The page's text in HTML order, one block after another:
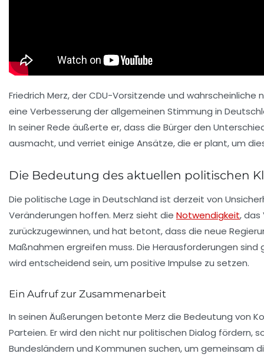
Friedrich Merz, der CDU-Vorsitzende und
eine Verbesserung der allgemeinen Stimmung in
In seiner Rede äußerte er, dass die Bürger den
ausmacht, und verriet einige Ansätze, die er plant, um
Die Bedeutung des aktuellen politischen
Die politische Lage in Deutschland ist derzeit von
Veränderungen hoffen. Merz sieht die Notwendigkeit, das
zurückzugewinnen, und hat betont, dass die neue
Maßnahmen ergreifen muss. Die Herausforderungen
wird entscheidend sein, um positive Impulse zu setzen.
Ein Aufruf zur Zusammenarbeit
In seinen Äußerungen betonte Merz die Bedeutung von
Parteien. Er wird den nicht nur politischen Dialog fördern,
Bundesländern und Kommunen suchen, um gemeinsam